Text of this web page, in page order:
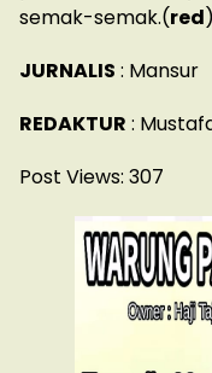
semak-semak.(red)
JURNALIS : Mansur
REDAKTUR :
Post Views: 307